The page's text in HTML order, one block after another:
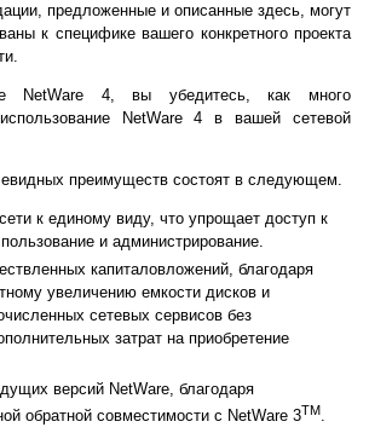
предложенные и описанные здесь, могут
к специфике вашего конкретного проекта
NetWare 4, вы убедитесь, как много
NetWare 4 в вашей сетевой
преимуществ состоят в следующем.
к единому виду, что упрощает доступ к
и администрирование.
капиталовложений, благодаря
увеличению емкости дисков и
сетевых сервисов без
затрат на приобретение
версий NetWare, благодаря
обратной совместимости с NetWare 3TM.